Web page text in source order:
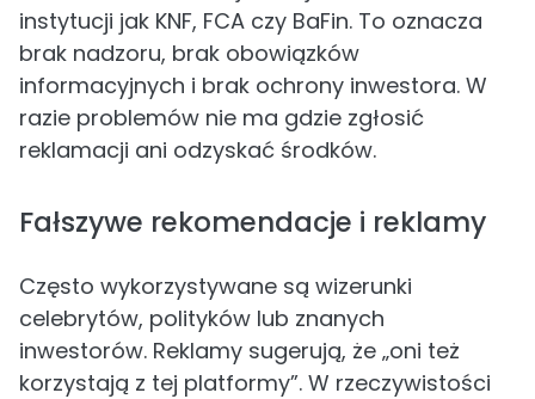
instytucji jak KNF, FCA czy BaFin. To oznacza
brak nadzoru, brak obowiązków
informacyjnych i brak ochrony inwestora. W
razie problemów nie ma gdzie zgłosić
reklamacji ani odzyskać środków.
Fałszywe rekomendacje i reklamy
Często wykorzystywane są wizerunki
celebrytów, polityków lub znanych
inwestorów. Reklamy sugerują, że „oni też
korzystają z tej platformy”. W rzeczywistości